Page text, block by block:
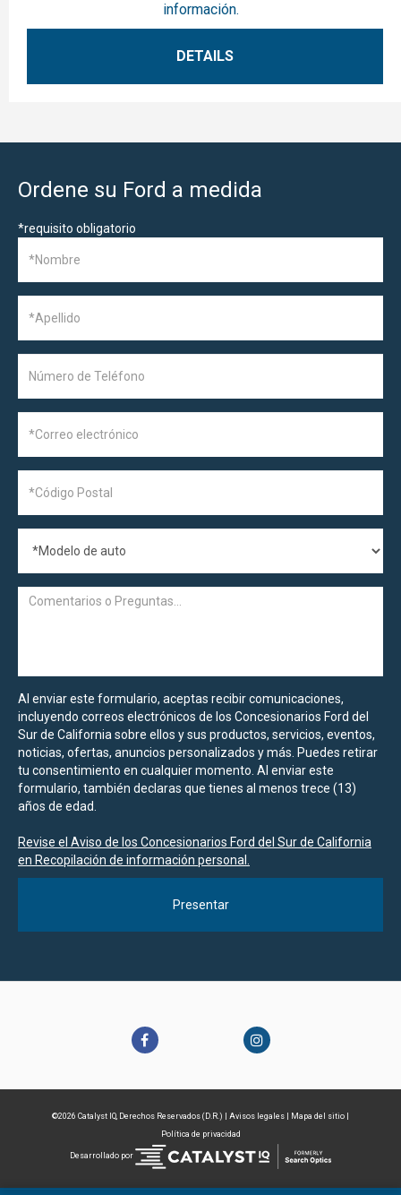
información.
DETAILS
Ordene su Ford a medida
*requisito obligatorio
Al enviar este formulario, aceptas recibir comunicaciones,
incluyendo correos electrónicos de los Concesionarios Ford del
Sur de California sobre ellos y sus productos, servicios, eventos,
noticias, ofertas, anuncios personalizados y más. Puedes retirar
tu consentimiento en cualquier momento. Al enviar este
formulario, también declaras que tienes al menos trece (13)
años de edad.
Revise el Aviso de los Concesionarios Ford del Sur de California
en Recopilación de información personal.
©2026 Catalyst IQ, Derechos Reservados (D.R.) | Avisos legales Mapa del sitio
Política de privacidad
Desarrollado por